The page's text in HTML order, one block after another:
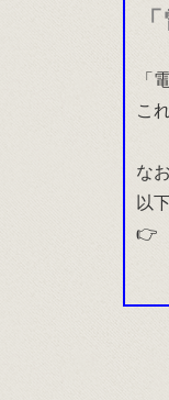
「
こ
な
以
👉